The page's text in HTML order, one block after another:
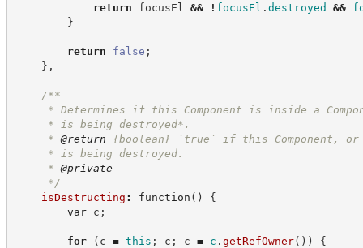
return focusEl && ! focusEl . destroyed &&
}
return false ;
} ,
/**
* Determines if this Component is inside a
* is being destroyed*.
* @return {boolean}
`true` if this Component, or
* is being destroyed.
* @private
*/
isDestructing : function ( )
{
var c ;
for ( c = this ; c ; c = c . getRefOwner( ) )
{